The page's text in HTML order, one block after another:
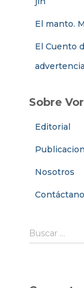
El manto.
El Cuento
Sobre
Editorial
Nosotros
B
u
Buscar …